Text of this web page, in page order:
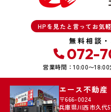
HPを見たと言ってお気
無料相談
072-
営業時間：10:00〜18:00
エース不動産
〒666-0024
兵庫県川西市久代